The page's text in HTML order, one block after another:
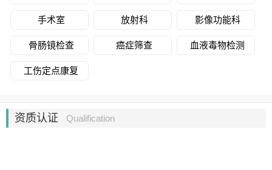
手术室 放射科 影像功能科
骨肠镜检查 癌症筛查 血液毒物检测
工伤定点康复
资质认证 Qualification